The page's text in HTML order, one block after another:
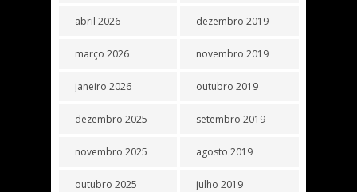
abril 2026
março 2026
janeiro 2026
dezembro 2025
novembro 2025
outubro 2025
dezembro 2019
novembro 2019
outubro 2019
setembro 2019
agosto 2019
julho 2019